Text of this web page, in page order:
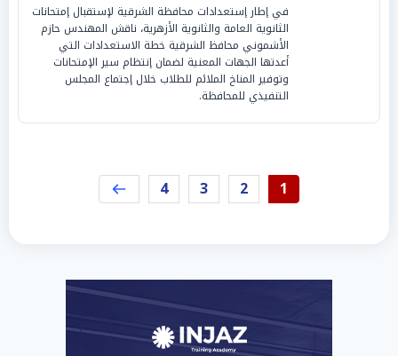
في إطار إستعدادات محافظة الشرقية لإستقبال إمتحانات
الثانوية العامة والثانوية الأزهرية، ناقش المهندس حازم
الأشموني محافظ الشرقية خطة الاستعدادات التي
أعدتها الجهات المعنية لضمان إنتظام سير الإمتحانات
وتوفير المناخ الملائم للطلاب خلال إجتماع المجلس
التنفيذي للمحافظة.
1
2
3
4